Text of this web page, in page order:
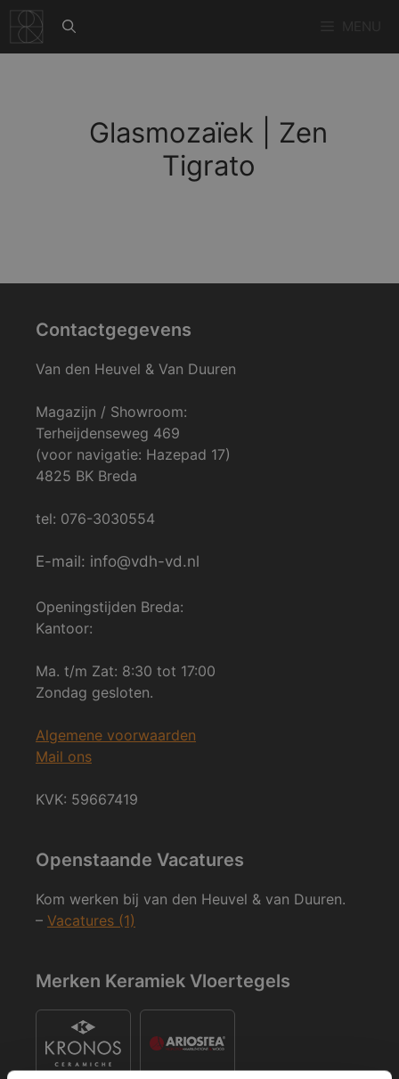
naar
de
Glasmozaïek | Zen
Tigrato
Contactgegevens
Van den Heuvel & Van Duuren
Magazijn / Showroom:
Terheijdenseweg 469
(voor navigatie: Hazepad 17)
4825 BK Breda
tel: 076-3030554
E-mail: info@vdh-vd.nl
Openingstijden Breda:
Kantoor:
Ma. t/m Zat: 8:30 tot 17:00
Zondag gesloten.
Algemene voorwaarden
Mail ons
KVK: 59667419
Openstaande Vacatures
Kom werken bij van den Heuvel & van Duuren.
– Vacatures (1)
Merken Keramiek Vloertegels